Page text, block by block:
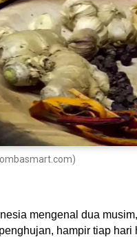
mengenal dua
hampir tiap hari